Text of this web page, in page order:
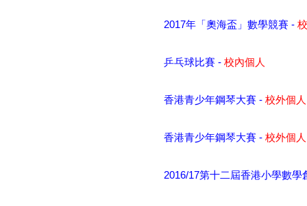
2017年「奧海盃」數學競賽 -
乒乓球比賽 - 校內個人
香港青少年鋼琴大賽 - 校外個人
香港青少年鋼琴大賽 - 校外個人
2016/17第十二屆香港小學數